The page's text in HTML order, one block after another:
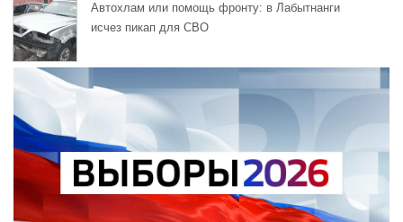
Автохлам или помощь фронту: в Лабытнанги
исчез пикап для СВО